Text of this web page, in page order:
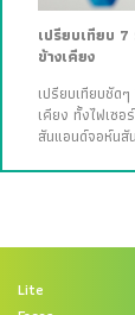
เปรียบเทียบ
ข้างเคียง
เปรียบเทียบชัด
เคียง ทั้งไฟเซอ
สันแอนด์จอห์นสั
Lite